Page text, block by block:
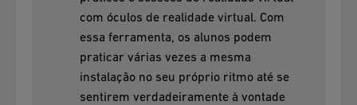
com óculos de realidade virtual. Com
essa ferramenta, os alunos podem
praticar várias vezes a mesma
instalação no seu próprio ritmo até se
sentirem verdadeiramente à vontade